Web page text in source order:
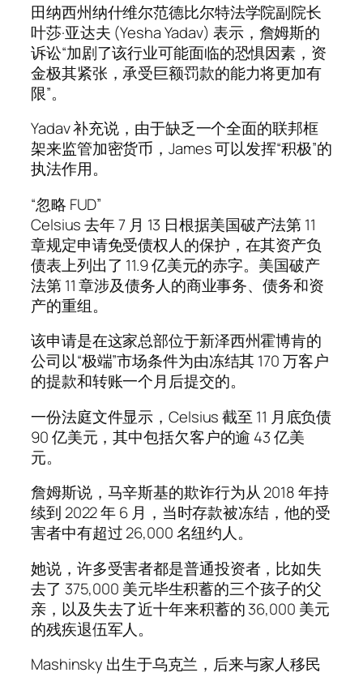
田纳西州纳什维尔范德比尔特法学院副院长
叶莎·亚达夫 (Yesha Yadav) 表示，詹姆斯的
诉讼“加剧了该行业可能面临的恐惧因素，资
金极其紧张，承受巨额罚款的能力将更加有
限”。
Yadav 补充说，由于缺乏一个全面的联邦框
架来监管加密货币，James 可以发挥“积极”的
执法作用。
“忽略 FUD”
Celsius 去年 7 月 13 日根据美国破产法第 11
章规定申请免受债权人的保护，在其资产负
债表上列出了 11.9 亿美元的赤字。美国破产
法第 11 章涉及债务人的商业事务、债务和资
产的重组。
该申请是在这家总部位于新泽西州霍博肯的
公司以“极端”市场条件为由冻结其 170 万客户
的提款和转账一个月后提交的。
一份法庭文件显示，Celsius 截至 11 月底负债
90 亿美元，其中包括欠客户的逾 43 亿美
元。
詹姆斯说，马辛斯基的欺诈行为从 2018 年持
续到 2022 年 6 月，当时存款被冻结，他的受
害者中有超过 26,000 名纽约人。
她说，许多受害者都是普通投资者，比如失
去了 375,000 美元毕生积蓄的三个孩子的父
亲，以及失去了近十年来积蓄的 36,000 美元
的残疾退伍军人。
Mashinsky 出生于乌克兰，后来与家人移民